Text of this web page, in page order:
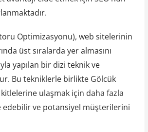
Optimizasyonu), web sitelerinin
üst sıralarda yer almasını
yapılan bir dizi teknik ve
Bu tekniklerle birlikte Gölcük
ulaşmak için daha fazla
ve potansiyel müşterilerini